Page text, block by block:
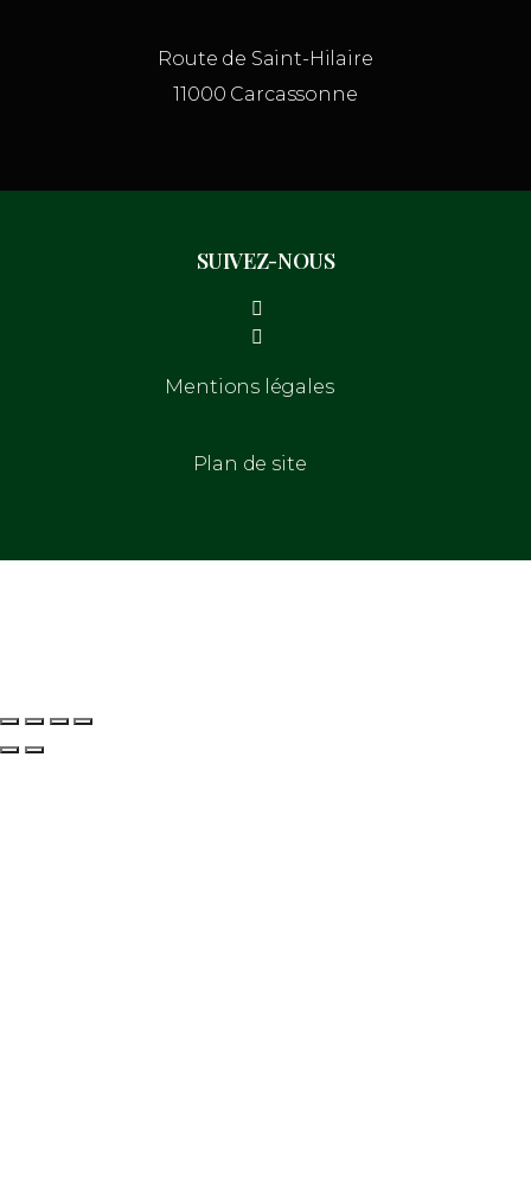
Route de Saint-Hilaire
11000 Carcassonne
SUIVEZ-NOUS
Mentions légales
Plan de site